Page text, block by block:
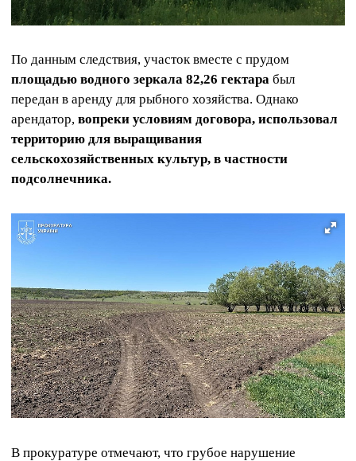
По данным следствия, участок вместе с прудом
площадью водного зеркала 82,26 гектара был
передан в аренду для рыбного хозяйства. Однако
арендатор, вопреки условиям договора, использовал
территорию для выращивания
сельскохозяйственных культур, в частности
подсолнечника.
В прокуратуре отмечают, что грубое нарушение